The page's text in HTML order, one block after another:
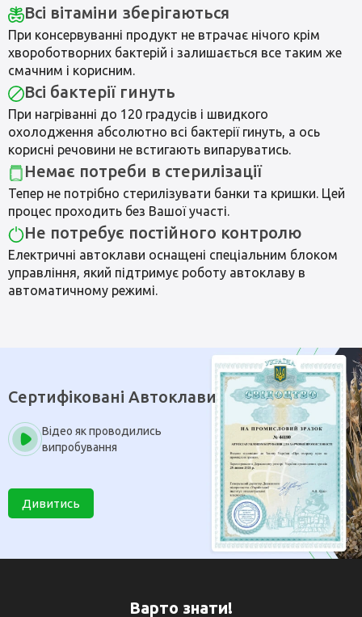
Всі вітаміни зберігаються
При консервуванні продукт не втрачає нічого крім
хвороботворних бактерій і залишається все таким же
смачним і корисним.
Всі бактерії гинуть
При нагріванні до 120 градусів і швидкого
охолодження абсолютно всі бактерії гинуть, а ось
корисні речовини не встигають випаруватись.
Немає потреби в стерилізації
Тепер не потрібно стерилізувати банки та кришки. Цей
процес проходить без Вашої участі.
Не потребує постійного контролю
Електричні автоклави оснащені спеціальним блоком
управління, який підтримує роботу автоклаву в
автоматичному режимі.
Сертифіковані Автоклави
Відео як проводились
випробування
Дивитись
Варто знати!